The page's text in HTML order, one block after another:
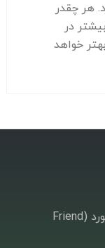
هر چقدر
در
خواهد
خرید ممبر دیسکورد – فرند ریکوئست دیسکورد (Friend